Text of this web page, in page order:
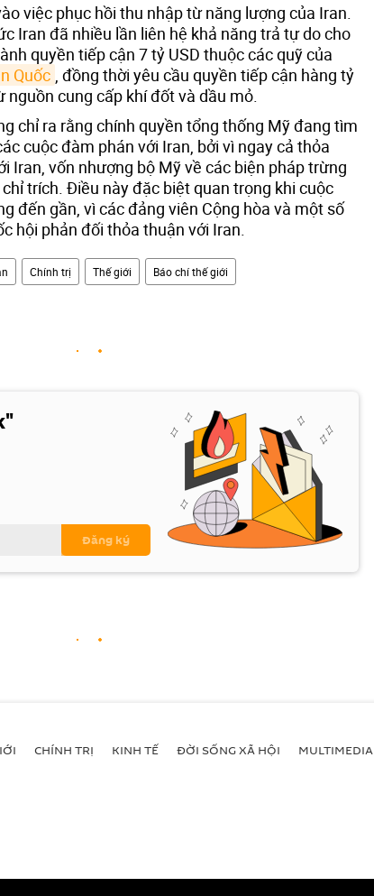
việc phục hồi thu nhập từ năng lượng của Iran.
Iran đã nhiều lần liên hệ khả năng trả tự do cho
quyền tiếp cận 7 tỷ USD thuộc các quỹ của
Quốc , đồng thời yêu cầu quyền tiếp cận hàng tỷ
cung cấp khí đốt và dầu mỏ.
chỉ ra rằng chính quyền tổng thống Mỹ đang tìm
cuộc đàm phán với Iran, bởi vì ngay cả thỏa
Iran, vốn nhượng bộ Mỹ về các biện pháp trừng
trích. Điều này đặc biệt quan trọng khi cuộc
đến gần, vì các đảng viên Cộng hòa và một số
hội phản đối thỏa thuận với Iran.
Chính trị Thế giới Báo chí thế giới
CHÍNH TRỊ KINH TẾ ĐỜI SỐNG XÃ HỘI MULTIMEDIA